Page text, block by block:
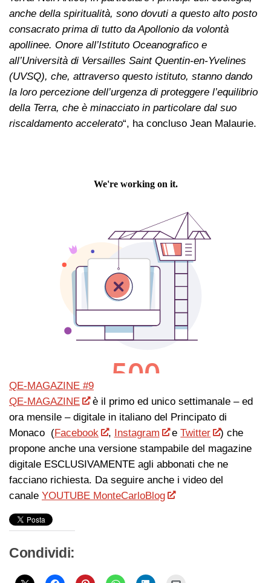
anche della spiritualità, sono dovuti a questo alto posto
consacrato prima di tutto da Apollonio da volontà
apollinee. Onore all’Istituto Oceanografico e
all’Università di Versailles Saint Quentin-en-Yvelines
(UVSQ), che, attraverso questo istituto, stanno dando
la loro percezione dell’urgenza di proteggere l’equilibrio
della Terra, che è minacciato in particolare dal suo
riscaldamento accelerato“, ha concluso Jean Malaurie.
QE-MAGAZINE #9
QE-MAGAZINE
è il primo ed unico settimanale – ed
ora mensile – digitale in italiano del Principato di
Monaco (Facebook , Instagram eTwitter
) che
propone anche una versione stampabile del magazine
digitale ESCLUSIVAMENTE agli abbonati che ne
facciano richiesta. Da seguire anche i video del
canale YOUTUBE MonteCarloBlog
Condividi: